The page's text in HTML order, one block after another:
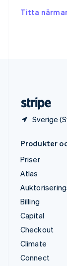
Titta
Sverige
English
Produkter
Priser
Atlas
Billing
Capital
Checkout
Climate
Connect